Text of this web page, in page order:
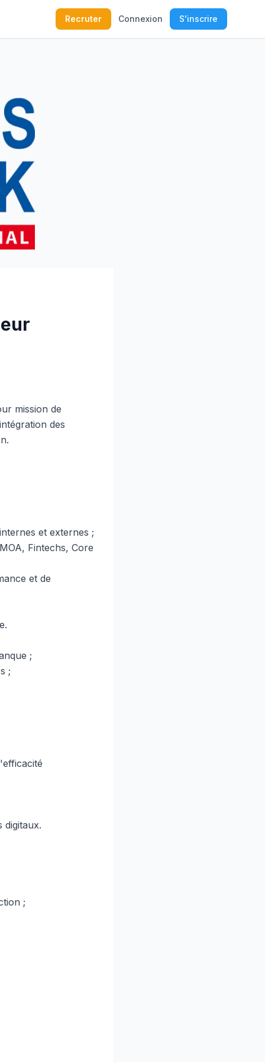
Recruter Connexion S'inscrire
mission de
des
et externes ;
Fintechs, Core
et de
;
;
digitaux.
;